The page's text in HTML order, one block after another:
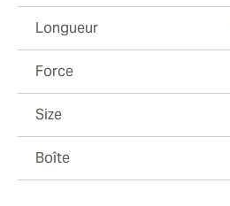
Longueur
Force
Size
Boîte